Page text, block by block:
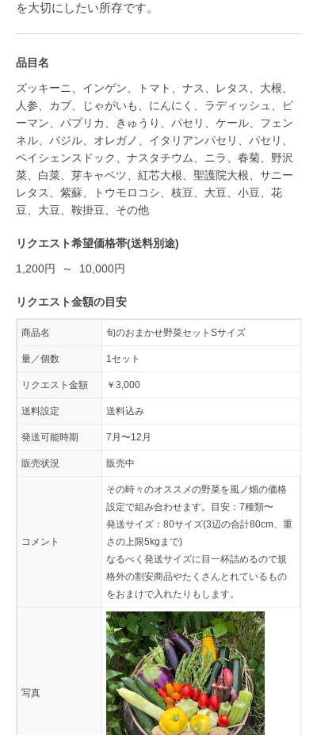
を大切にしたい所存です。
品目名
ズッキーニ、インゲン、トマト、ナス、レタス、大根、
人参、カブ、じゃがいも、にんにく、ラディッシュ、ピ
ーマン、パプリカ、きゅうり、パセリ、ケール、フェン
ネル、バジル、オレガノ、イタリアンパセリ、パセリ、
ペイシェンスドック、ナスタチウム、ニラ、春菊、野沢
菜、白菜、芽キャベツ、紅芯大根、聖護院大根、サニー
レタス、紫蘇、トウモロコシ、枝豆、大豆、小豆、花
豆、大豆、鞍掛豆、その他
リクエスト希望価格帯(送料別途)
1,200円 ～ 10,000円
リクエスト金額の目安
商品名 旬のおまかせ野菜セットSサイズ
量／個数 1セット
リクエスト金額 ￥3,000
送料設定 送料込み
発送可能時期 7月〜12月
販売状況 販売中
コメント
その時々のオススメの野菜を風ノ畑の価格
設定で組み合わせます。目安：7種類〜
発送サイズ：80サイズ(3辺の合計80cm、重
さの上限5kgまで)
なるべく発送サイズに目一杯詰めるので規
格外の割安商品やたくさんとれているもの
をおまけで入れたりもします。
写真